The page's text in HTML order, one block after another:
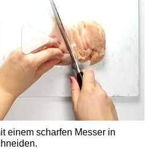
einem scharfen Messer in